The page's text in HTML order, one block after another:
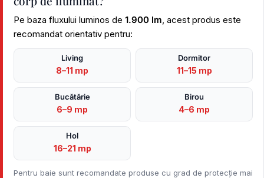
Pe baza fluxului luminos de 1.900 lm, acest produs este
recomandat orientativ pentru:
Living
8–11 mp
Dormitor
11–15 mp
Bucătărie
6–9 mp
Birou
4–6 mp
Hol
16–21 mp
Pentru baie sunt recomandate produse cu grad de protecție mai